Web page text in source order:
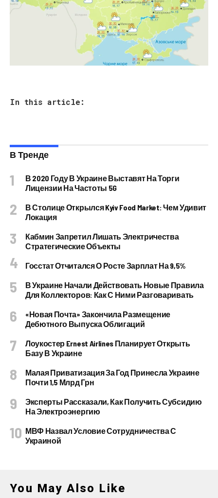
In this article:
В Тренде
В 2020 Году В Украине Выставят На Торги
Лицензии На Частоты 5G
В Столице Открылся Kyiv Food Market: Чем Удивит
Локация
Кабмин Запретил Лишать Электричества
Стратегические Объекты
Госстат Отчитался О Росте Зарплат На 9,5%
В Украине Начали Действовать Новые Правила
Для Коллекторов: Как С Ними Разговаривать
«Новая Почта» Закончила Размещение
Дебютного Выпуска Облигаций
Лоукостер Ernest Airlines Планирует Открыть
Базу В Украине
Малая Приватизация За Год Принесла Украине
Почти 1,5 Млрд Грн
Эксперты Рассказали, Как Получить Субсидию
На Электроэнергию
МВФ Назвал Условие Сотрудничества С
Украиной
You May Also Like